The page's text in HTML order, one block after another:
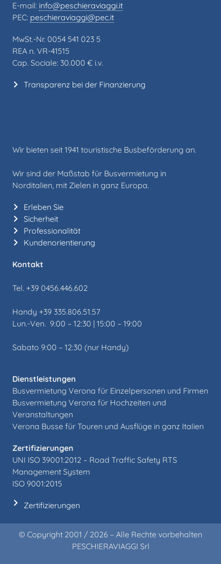
E-mail: info@peschieraviaggi.it
PEC: peschieraviaggi@pec.it
MwSt.-Nr. 0054 541 023 5
REA n. VR-41515
Cap. Sociale: 30.000 € i.v.
Transparenz bei der Finanzierung
Wir bieten seit 1941 touristische Busbeförderung an.
Wir sind der Maßstab für Busvermietung in
Norditalien, mit Zielen in ganz Europa.
Erleben Sie
Sicherheit
Professionalität
Kundenorientierung
Kontakt
Tel. +39 0456.446.602
Handy +39 335.806.51.57
Lun.-Ven. 9:00 – 12:30 | 15:00 – 19:00
Sabato 9:00 – 12:30 (nur Handy)
Dienstleistungen
Busvermietung Verona für Einzelpersonen und Firmen
Busvermietung Verona für Hochzeiten und
Veranstaltungen
Verona Busse für Touren und Ausflüge in ganz Italien
Zertifizierungen
UNI ISO 39001:2012 – Road Traffic Safety RTS
Management System
ISO 9001:2015
Zertifizierungen
© Copyright 2001 / 2026 – Alle Rechte vorbehalten
PESCHIERAVIAGGI Srl